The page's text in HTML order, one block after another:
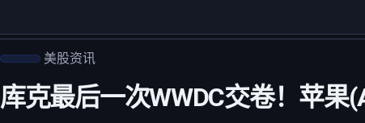
美股资讯
库克最后一次WWDC交卷！苹